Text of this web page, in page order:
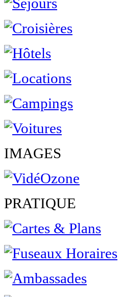
IMAGES
PRATIQUE